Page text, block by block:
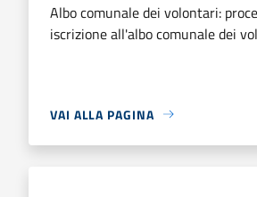
Albo comunale dei volontari:
iscrizione all'albo comunale dei
VAI ALLA PAGINA